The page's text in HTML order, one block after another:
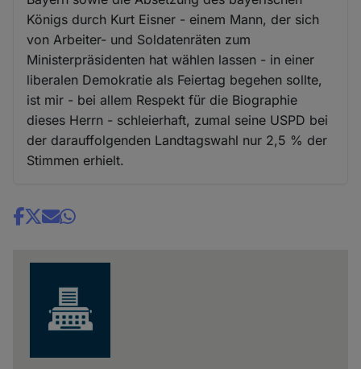
Königs durch Kurt Eisner - einem Mann, der sich
von Arbeiter- und Soldatenräten zum
Ministerpräsidenten hat wählen lassen - in einer
liberalen Demokratie als Feiertag begehen sollte,
ist mir - bei allem Respekt für die Biographie
dieses Herrn - schleierhaft, zumal seine USPD bei
der darauffolgenden Landtagswahl nur 2,5 % der
Stimmen erhielt.
Share